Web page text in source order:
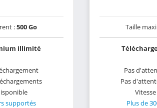
:500 Go
illimité
supportés
Taille
Pas
Pas
Plus de